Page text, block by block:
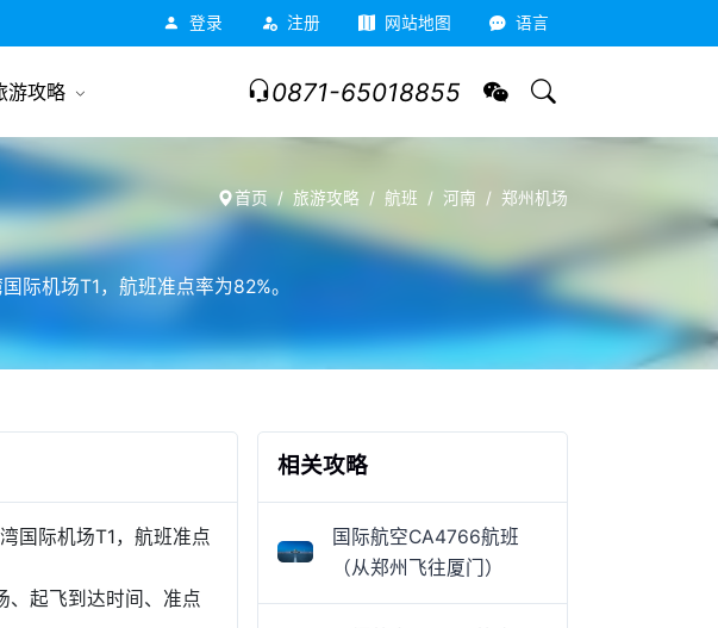
登录 注册 网站地图 语言
游攻略 0871-65018855
首页 旅游攻略 航班 河南 郑州机场
际机场T1，航班准点率为82%。
国际机场T1，航班准点
、起飞到达时间、准点
相关攻略
国际航空CA4766航班
（从郑州飞往厦门）